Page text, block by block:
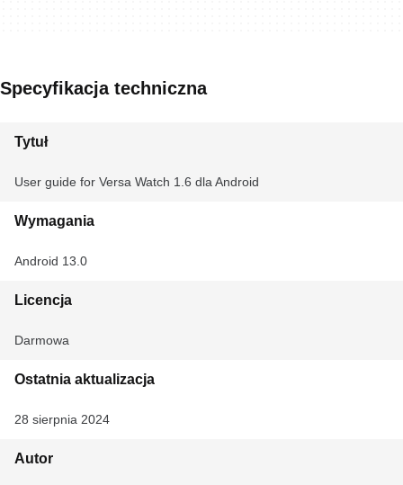
Specyfikacja techniczna
Tytuł
User guide for Versa Watch 1.6 dla Android
Wymagania
Android 13.0
Licencja
Darmowa
Ostatnia aktualizacja
28 sierpnia 2024
Autor